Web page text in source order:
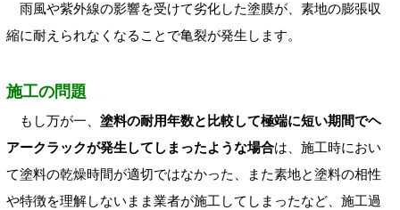
雨風や紫外線の影響を受けて劣化した塗膜が、素地の膨張収
縮に耐えられなくなることで亀裂が発生します。
施工の問題
もし万が一、 塗料の耐用年数と比較して極端に短い期間でヘ
アークラックが発生してしまったような場合は、施工時におい
て塗料の乾燥時間が適切ではなかった、また素地と塗料の相性
や特徴を理解しないまま業者が施工してしまったなど、施工過